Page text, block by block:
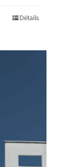
Détails